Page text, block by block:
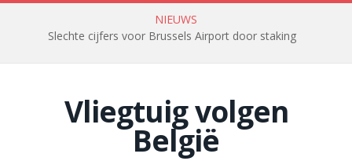
NIEUWS
Slechte cijfers voor Brussels Airport door staking
Vliegtuig volgen
België